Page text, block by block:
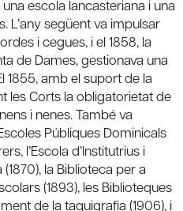
escola lancasteriana i una
L’any següent va impulsar
i cegues, i el 1858, la
de Dames, gestionava una
1855, amb el suport de la
les Corts la obligatorietat de
i nenes. També va
Públiques Dominicals
l’Escola d’Institutrius i
la Biblioteca per a
(1893), les Biblioteques
de la taquigrafia (1906), i